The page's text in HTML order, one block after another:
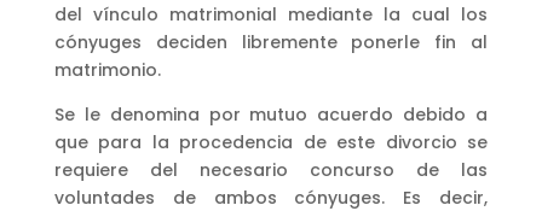
del vínculo matrimonial mediante la cual los
cónyuges deciden libremente ponerle fin al
matrimonio.
Se le denomina por mutuo acuerdo debido a
que para la procedencia de este divorcio se
requiere del necesario concurso de las
voluntades de ambos cónyuges. Es decir,